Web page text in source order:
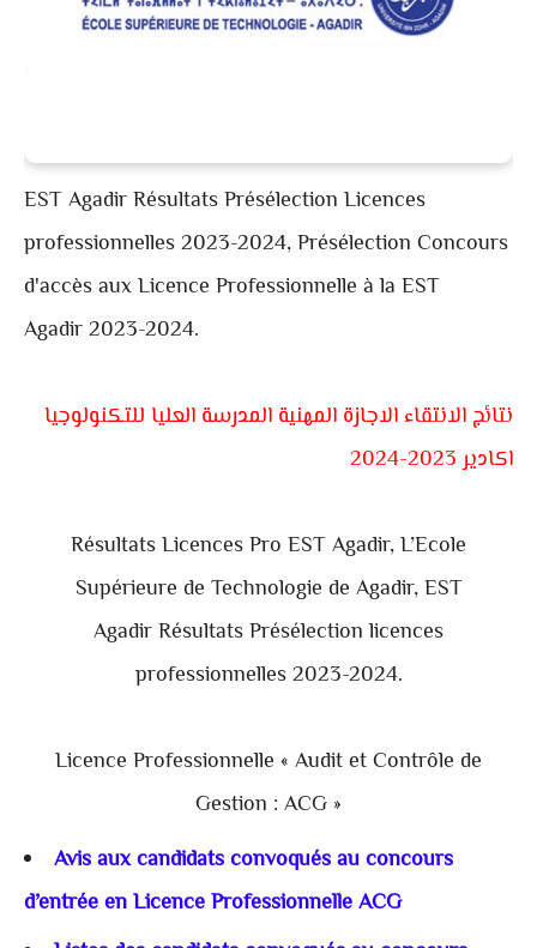
EST Agadir Résultats Présélection Licences
professionnelles 2023-2024, Présélection Concours
d'accès aux Licence Professionnelle à la EST
Agadir 2023-2024.
نتائج الانتقاء الاجازة المهنية المدرسة العليا للتكنولوجيا
اكادير 2023-2024
Résultats Licences Pro EST Agadir,L’Ecole
Supérieure de Technologie de Agadir,EST
AgadirRésultats Présélection licences
professionnelles 2023-2024.
Licence Professionnelle « Audit et Contrôle de
Gestion : ACG »
Avis aux candidats convoqués au concours
d’entrée en Licence Professionnelle ACG